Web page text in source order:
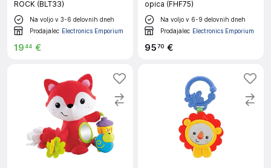
ROCK (BLT33)
Na voljo v 3-6 delovnih dneh
Prodajalec Electronics Emporium
1944 €
opica (FHF75)
Na voljo v 6-9 delovnih dneh
Prodajalec Electronics Emporium
9570 €